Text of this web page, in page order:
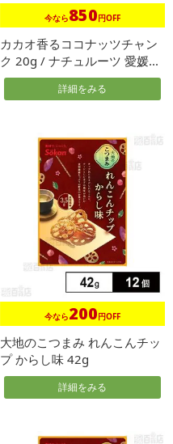
今なら850円OFF
カカオ香るココナッツチャン
ク 20g / ナチュルーツ 愛媛...
詳細をみる
今なら200円OFF
大地のこつまみ れんこんチッ
プ からし味 42g
詳細をみる